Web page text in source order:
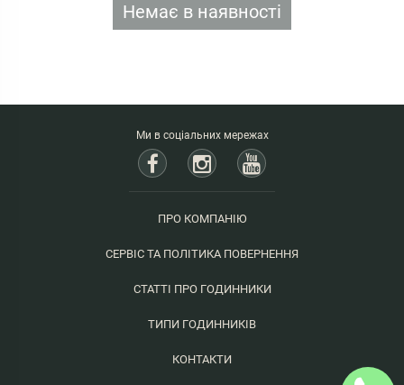
Немає в наявності
Ми в соціальних мережах
ПРО КОМПАНІЮ
СЕРВІС ТА ПОЛІТИКА ПОВЕРНЕННЯ
СТАТТІ ПРО ГОДИННИКИ
ТИПИ ГОДИННИКІВ
КОНТАКТИ